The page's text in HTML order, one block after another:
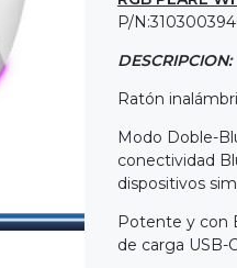
P/
DESCRIPCION:
Ratón
Modo Doble-
conectividad
dispositivos
Potente y con
de carga USB-